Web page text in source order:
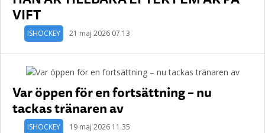
VIFT
ISHOCKEY 21 maj 2026 07.13
Var öppen för en fortsättning – nu
tackas tränaren av
ISHOCKEY 19 maj 2026 11.35